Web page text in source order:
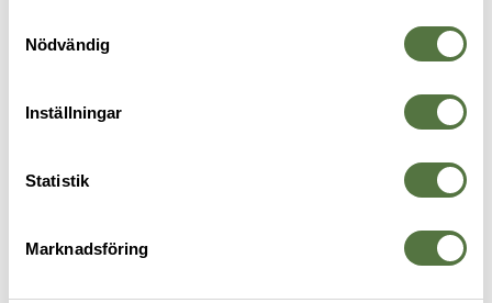
Nödvändig
Inställningar
Statistik
Marknadsföring
MAGASINFICKOR